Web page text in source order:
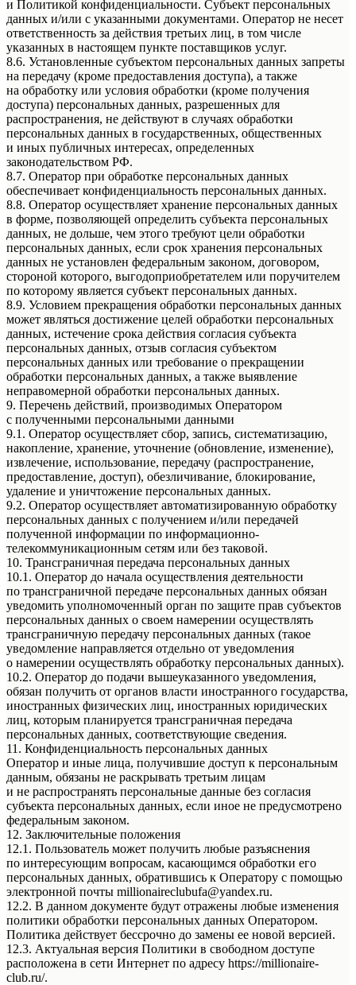
и Политикой конфиденциальности. Субъект персональных
данных и/или с указанными документами. Оператор не несет
ответственность за действия третьих лиц, в том числе
указанных в настоящем пункте поставщиков услуг.
8.6. Установленные субъектом персональных данных запреты
на передачу (кроме предоставления доступа), а также
на обработку или условия обработки (кроме получения
доступа) персональных данных, разрешенных для
распространения, не действуют в случаях обработки
персональных данных в государственных, общественных
и иных публичных интересах, определенных
законодательством РФ.
8.7. Оператор при обработке персональных данных
обеспечивает конфиденциальность персональных данных.
8.8. Оператор осуществляет хранение персональных данных
в форме, позволяющей определить субъекта персональных
данных, не дольше, чем этого требуют цели обработки
персональных данных, если срок хранения персональных
данных не установлен федеральным законом, договором,
стороной которого, выгодоприобретателем или поручителем
по которому является субъект персональных данных.
8.9. Условием прекращения обработки персональных данных
может являться достижение целей обработки персональных
данных, истечение срока действия согласия субъекта
персональных данных, отзыв согласия субъектом
персональных данных или требование о прекращении
обработки персональных данных, а также выявление
неправомерной обработки персональных данных.
9. Перечень действий, производимых Оператором
с полученными персональными данными
9.1. Оператор осуществляет сбор, запись, систематизацию,
накопление, хранение, уточнение (обновление, изменение),
извлечение, использование, передачу (распространение,
предоставление, доступ), обезличивание, блокирование,
удаление и уничтожение персональных данных.
9.2. Оператор осуществляет автоматизированную обработку
персональных данных с получением и/или передачей
полученной информации по информационно-
телекоммуникационным сетям или без таковой.
10. Трансграничная передача персональных данных
10.1. Оператор до начала осуществления деятельности
по трансграничной передаче персональных данных обязан
уведомить уполномоченный орган по защите прав субъектов
персональных данных о своем намерении осуществлять
трансграничную передачу персональных данных (такое
уведомление направляется отдельно от уведомления
о намерении осуществлять обработку персональных данных).
10.2. Оператор до подачи вышеуказанного уведомления,
обязан получить от органов власти иностранного государства,
иностранных физических лиц, иностранных юридических
лиц, которым планируется трансграничная передача
персональных данных, соответствующие сведения.
11. Конфиденциальность персональных данных
Оператор и иные лица, получившие доступ к персональным
данным, обязаны не раскрывать третьим лицам
и не распространять персональные данные без согласия
субъекта персональных данных, если иное не предусмотрено
федеральным законом.
12. Заключительные положения
12.1. Пользователь может получить любые разъяснения
по интересующим вопросам, касающимся обработки его
персональных данных, обратившись к Оператору с помощью
электронной почты millionaireclubufa@yandex.ru.
12.2. В данном документе будут отражены любые изменения
политики обработки персональных данных Оператором.
Политика действует бессрочно до замены ее новой версией.
12.3. Актуальная версия Политики в свободном доступе
расположена в сети Интернет по адресу https://millionaire-
club.ru/.